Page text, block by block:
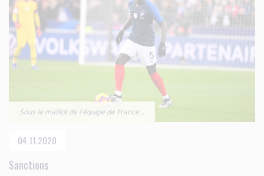
Sous le maillot de l'équipe de France...
04.11.2020
Sanctions